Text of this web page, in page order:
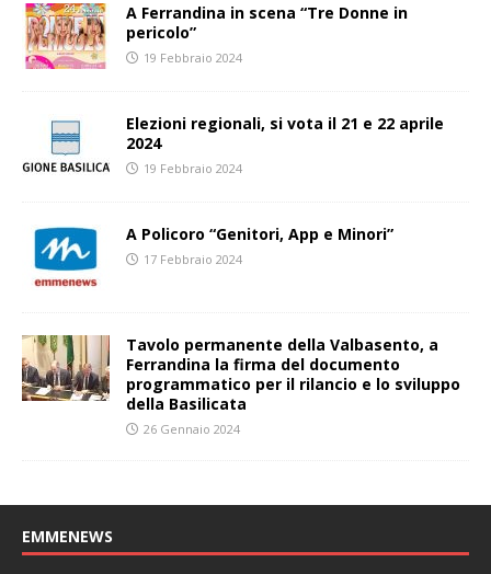
A Ferrandina in scena “Tre Donne in
pericolo”
19 Febbraio 2024
Elezioni regionali, si vota il 21 e 22 aprile
2024
19 Febbraio 2024
A Policoro “Genitori, App e Minori”
17 Febbraio 2024
Tavolo permanente della Valbasento, a
Ferrandina la firma del documento
programmatico per il rilancio e lo sviluppo
della Basilicata
26 Gennaio 2024
EMMENEWS